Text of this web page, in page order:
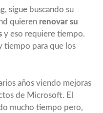
sigue buscando su
quieren renovar su
y eso requiere tiempo.
tiempo para que los
años viendo mejoras
de Microsoft. El
mucho tiempo pero,